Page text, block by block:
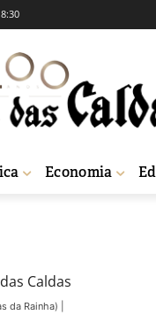
Economia
–
Verão?
11 de Agosto, 2017 1558
da Rainha) |